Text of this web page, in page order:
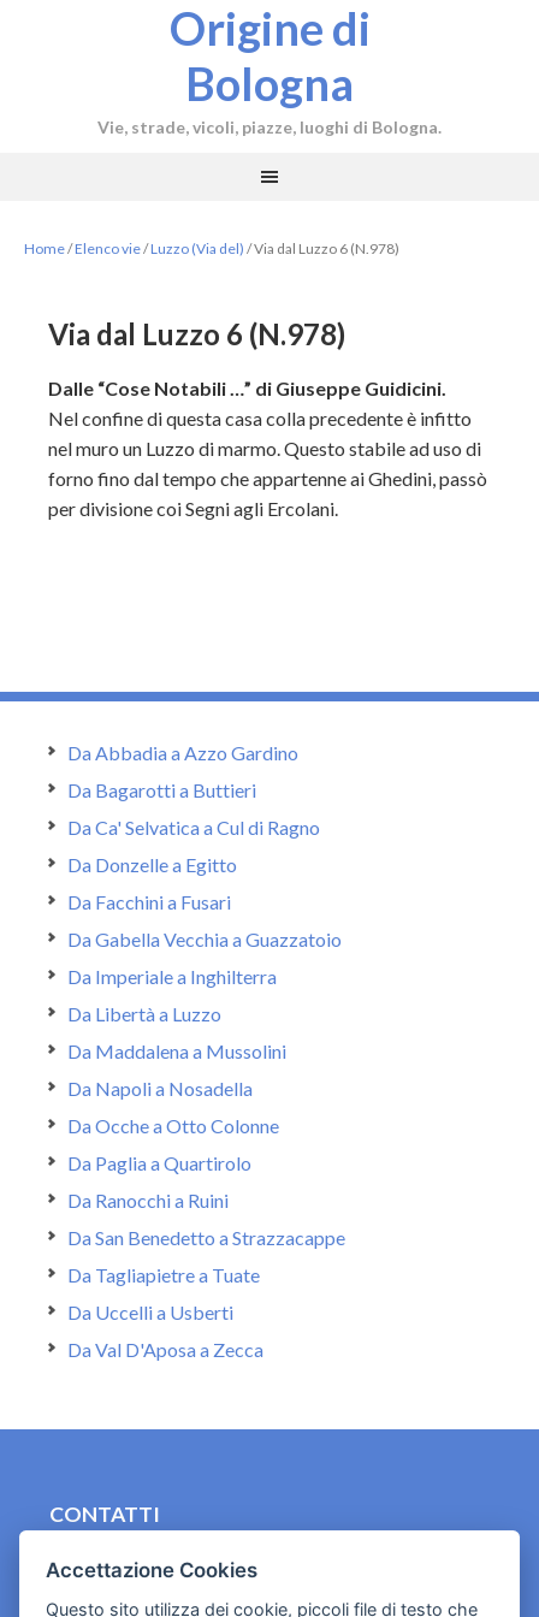
Origine di
Bologna
Vie, strade, vicoli, piazze, luoghi di Bologna.
Home/Elenco vie/Luzzo (Via del) /Via dal Luzzo 6 (N.978)
Via dal Luzzo 6 (N.978)
Dalle “Cose Notabili …” di Giuseppe Guidicini.
Nel confine di questa casa colla precedente è infitto
nel muro un Luzzo di marmo. Questo stabile ad uso di
forno fino dal tempo che appartenne ai Ghedini, passò
per divisione coi Segni agli Ercolani.
Da Abbadia a Azzo Gardino
Da Bagarotti a Buttieri
Da Ca' Selvatica a Cul di Ragno
Da Donzelle a Egitto
Da Facchini a Fusari
Da Gabella Vecchia a Guazzatoio
Da Imperiale a Inghilterra
Da Libertà a Luzzo
Da Maddalena a Mussolini
Da Napoli a Nosadella
Da Ocche a Otto Colonne
Da Paglia a Quartirolo
Da Ranocchi a Ruini
Da San Benedetto a Strazzacappe
Da Tagliapietre a Tuate
Da Uccelli a Usberti
Da Val D'Aposa a Zecca
CONTATTI
Cookies e informativa privacy
Accettazione Cookies
Questo sito utilizza dei cookie, piccoli file di testo che